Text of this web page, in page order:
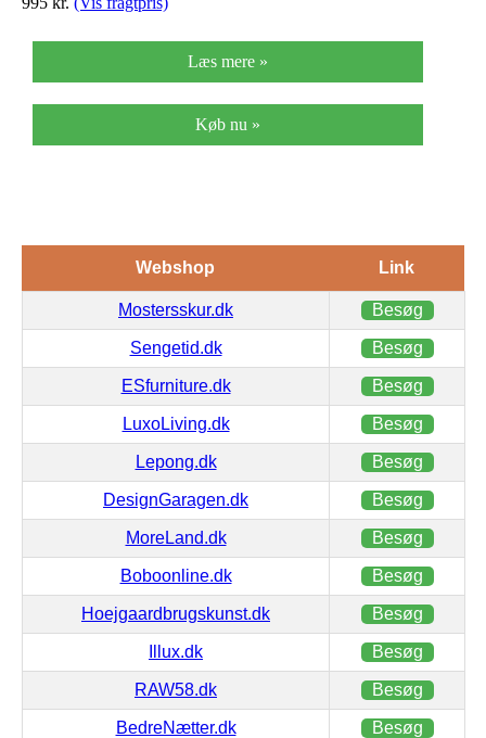
Læs mere »
Køb nu »
Webshop Link
Mostersskur.dk Besøg
Sengetid.dk Besøg
ESfurniture.dk Besøg
LuxoLiving.dk Besøg
Lepong.dk Besøg
DesignGaragen.dk Besøg
MoreLand.dk Besøg
Boboonline.dk Besøg
Hoejgaardbrugskunst.dk Besøg
Illux.dk Besøg
RAW58.dk Besøg
BedreNætter.dk Besøg